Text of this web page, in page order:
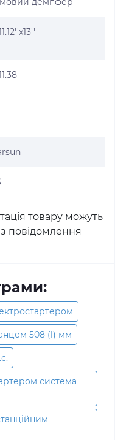
товару можуть
повідомлення
508 (l) мм
система